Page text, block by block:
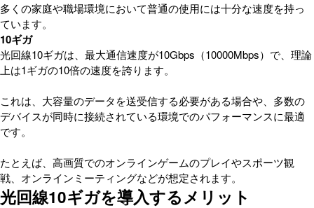
多くの家庭や職場環境において普通の使用には十分な速度を持っ
ています。
10ギガ
光回線10ギガは、最大通信速度が10Gbps（10000Mbps）で、理論
上は1ギガの10倍の速度を誇ります。
これは、大容量のデータを送受信する必要がある場合や、多数の
デバイスが同時に接続されている環境でのパフォーマンスに最適
です。
たとえば、高画質でのオンラインゲームのプレイやスポーツ観
戦、オンラインミーティングなどが想定されます。
光回線10ギガを導入するメリット